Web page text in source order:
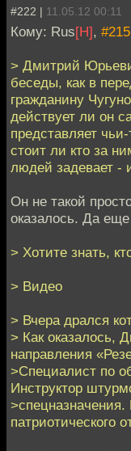
#222 | 11.05.12 00:11
Кому: Rus[H], #215
> Дмитрий
беседы, как в
гражданину
действует ли он
представляет
стоит ли кто за
людей задевает -
Он не такой
оказалось. Да
> Хотите знать,
> Видео
> Вчера дрался
> Как оказалось,
направления
>Специалист по
Инструктор
патриотического